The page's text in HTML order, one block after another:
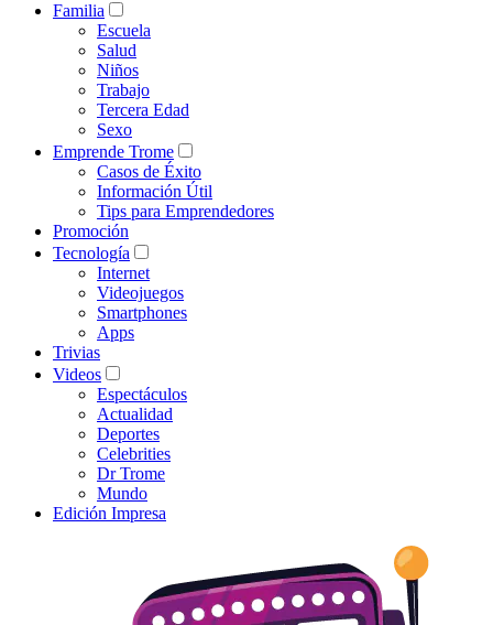
Familia
Escuela
Salud
Niños
Trabajo
Tercera Edad
Sexo
Emprende Trome
Casos de Éxito
Información Útil
Tips para Emprendedores
Promoción
Tecnología
Internet
Videojuegos
Smartphones
Apps
Trivias
Videos
Espectáculos
Actualidad
Deportes
Celebrities
Dr Trome
Mundo
Edición Impresa